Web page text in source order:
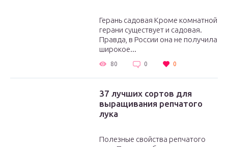
Герань садовая Кроме комнатной
герани существует и садовая.
Правда, в России она не получила
широкое...
80 0 0
37 лучших сортов для
выращивания репчатого
лука
Полезные свойства репчатого